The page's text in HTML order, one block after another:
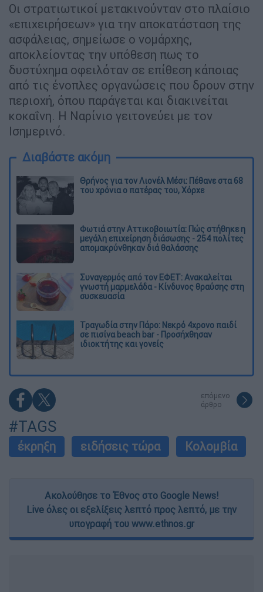
Οι στρατιωτικοί μετακινούνταν στο πλαίσιο
«επιχειρήσεων» για την αποκατάσταση της
ασφάλειας, σημείωσε ο νομάρχης,
αποκλείοντας την υπόθεση πως το
δυστύχημα οφειλόταν σε επίθεση κάποιας
από τις ένοπλες οργανώσεις που δρουν στην
περιοχή, όπου παράγεται και διακινείται
κοκαΐνη. Η Ναρίνιο γειτονεύει με τον
Ισημερινό.
Διαβάστε ακόμη
Θρήνος για τον Λιονέλ Μέσι: Πέθανε στα 68
του χρόνια ο πατέρας του, Χόρχε
Φωτιά στην Αττικοβοιωτία: Πώς στήθηκε η
μεγάλη επιχείρηση διάσωσης - 254 πολίτες
απομακρύνθηκαν διά θαλάσσης
Συναγερμός από τον ΕΦΕΤ: Ανακαλείται
γνωστή μαρμελάδα - Κίνδυνος θραύσης στη
συσκευασία
Τραγωδία στην Πάρο: Νεκρό 4χρονο παιδί
σε πισίνα beach bar - Προσήχθησαν
ιδιοκτήτης και γονείς
επόμενο
άρθρο
#TAGS
έκρηξη ειδήσεις τώρα Κολομβία
Ακολούθησε το Έθνος στο Google News!
Live όλες οι εξελίξεις λεπτό προς λεπτό, με την
υπογραφή του www.ethnos.gr